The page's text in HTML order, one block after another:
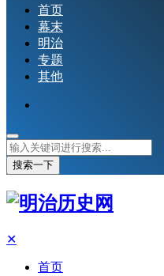
首页
幕末
明治
专题
其他
搜索一下
✕
首页